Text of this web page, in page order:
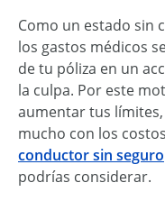
Como un estado sin
los gastos médicos
de tu póliza en un
la culpa. Por este
aumentar tus límites,
mucho con los
conductor sin seguro
podrías considerar.